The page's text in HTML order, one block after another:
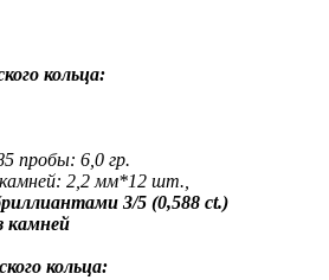
кольца:
пробы: 6,0 гр.
2,2 мм*12 шт.,
3/5 (0,588 ct.)
камней
кольца: